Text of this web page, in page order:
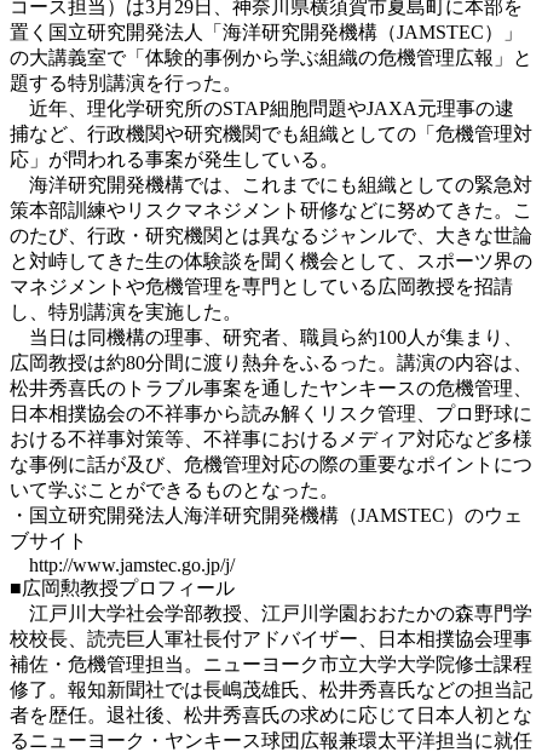
コース担当）は3月29日、神奈川県横須賀市夏島町に本部を
置く国立研究開発法人「海洋研究開発機構（JAMSTEC）」
の大講義室で「体験的事例から学ぶ組織の危機管理広報」と
題する特別講演を行った。
近年、理化学研究所のSTAP細胞問題やJAXA元理事の逮
捕など、行政機関や研究機関でも組織としての「危機管理対
応」が問われる事案が発生している。
海洋研究開発機構では、これまでにも組織としての緊急対
策本部訓練やリスクマネジメント研修などに努めてきた。こ
のたび、行政・研究機関とは異なるジャンルで、大きな世論
と対峙してきた生の体験談を聞く機会として、スポーツ界の
マネジメントや危機管理を専門としている広岡教授を招請
し、特別講演を実施した。
当日は同機構の理事、研究者、職員ら約100人が集まり、
広岡教授は約80分間に渡り熱弁をふるった。講演の内容は、
松井秀喜氏のトラブル事案を通したヤンキースの危機管理、
日本相撲協会の不祥事から読み解くリスク管理、プロ野球に
おける不祥事対策等、不祥事におけるメディア対応など多様
な事例に話が及び、危機管理対応の際の重要なポイントにつ
いて学ぶことができるものとなった。
・国立研究開発法人海洋研究開発機構（JAMSTEC）のウェ
ブサイト
http://www.jamstec.go.jp/j/
■広岡勲教授プロフィール
江戸川大学社会学部教授、江戸川学園おおたかの森専門学
校校長、読売巨人軍社長付アドバイザー、日本相撲協会理事
補佐・危機管理担当。ニューヨーク市立大学大学院修士課程
修了。報知新聞社では長嶋茂雄氏、松井秀喜氏などの担当記
者を歴任。退社後、松井秀喜氏の求めに応じて日本人初とな
るニューヨーク・ヤンキース球団広報兼環太平洋担当に就任